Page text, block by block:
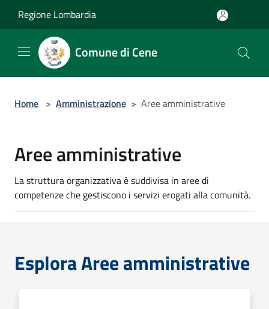
Regione Lombardia
Comune di Cene
Home > Amministrazione > Aree amministrative
Aree amministrative
La struttura organizzativa è suddivisa in aree di
competenze che gestiscono i servizi erogati alla comunità.
Esplora Aree amministrative